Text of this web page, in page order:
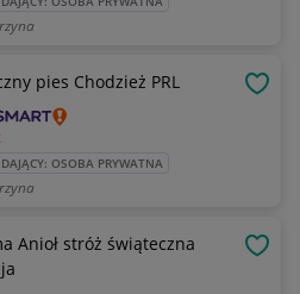
pies Chodzież PRL
OSOBA PRYWATNA
Anioł stróż świąteczna